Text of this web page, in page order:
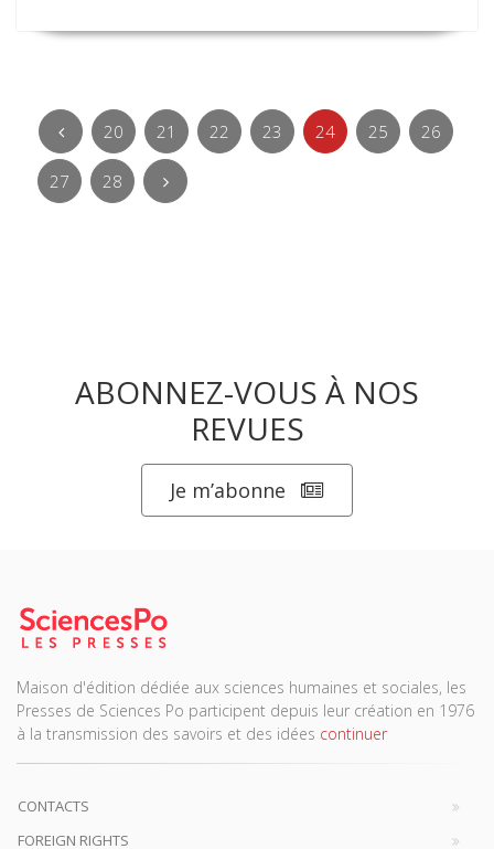
20 21 22 23 24 25 26
27 28
ABONNEZ-VOUS À NOS
REVUES
Je m’abonne
Maison d'édition dédiée aux sciences humaines et sociales, les
Presses de Sciences Po participent depuis leur création en 1976
à la transmission des savoirs et des idées continuer
CONTACTS
FOREIGN RIGHTS